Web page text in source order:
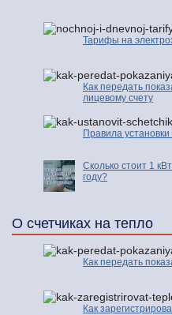
Тарифы на
Как передать
лицевому счету
Правила установки
Сколько стоит 1
году?
О счетчиках на тепло
Как передать
Как